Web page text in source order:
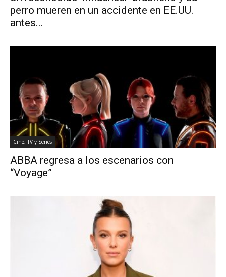
perro mueren en un accidente en EE.UU.
antes...
Cine, TV y Series
ABBA regresa a los escenarios con
“Voyage”